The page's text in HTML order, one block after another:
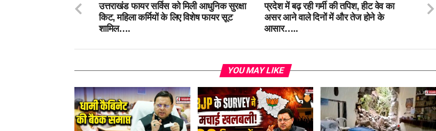
प्रदेश में बढ़ रही गर्मी की तपिश, हीट वेव का
असर आने वाले दिनों में और तेज होने के
आसार…..
उत्तराखंड फायर सर्विस को मिली आधुनिक सुरक्षा
किट, महिला कर्मियों के लिए विशेष फायर सूट
शामिल….
YOU MAY LIKE